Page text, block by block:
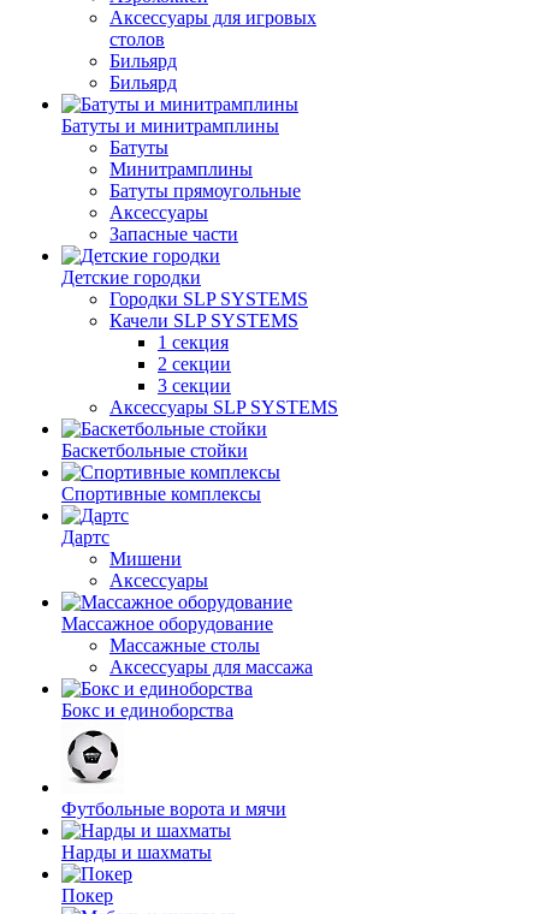
Аксессуары для игровых
столов
Бильяpд
Бильяpд
Батуты и минитрамплины
Батуты
Минитрамплины
Батуты прямоугольные
Аксессуары
Запасные части
Детские городки
Городки SLP SYSTEMS
Качели SLP SYSTEMS
1 секция
2 секции
3 секции
Аксессуары SLP SYSTEMS
Баскетбольные стойки
Спортивные комплексы
Дартс
Мишени
Аксессуары
Массажное оборудование
Массажные столы
Аксессуары для массажа
Бокс и единоборства
Футбольные ворота и мячи
Нарды и шахматы
Покер